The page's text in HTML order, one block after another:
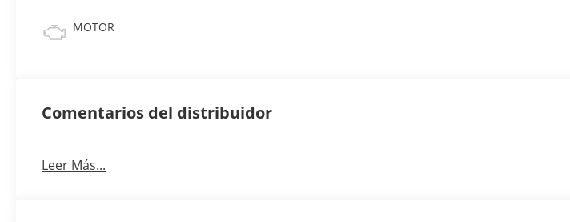
MOTOR
Comentarios del distribuidor
Leer Más...